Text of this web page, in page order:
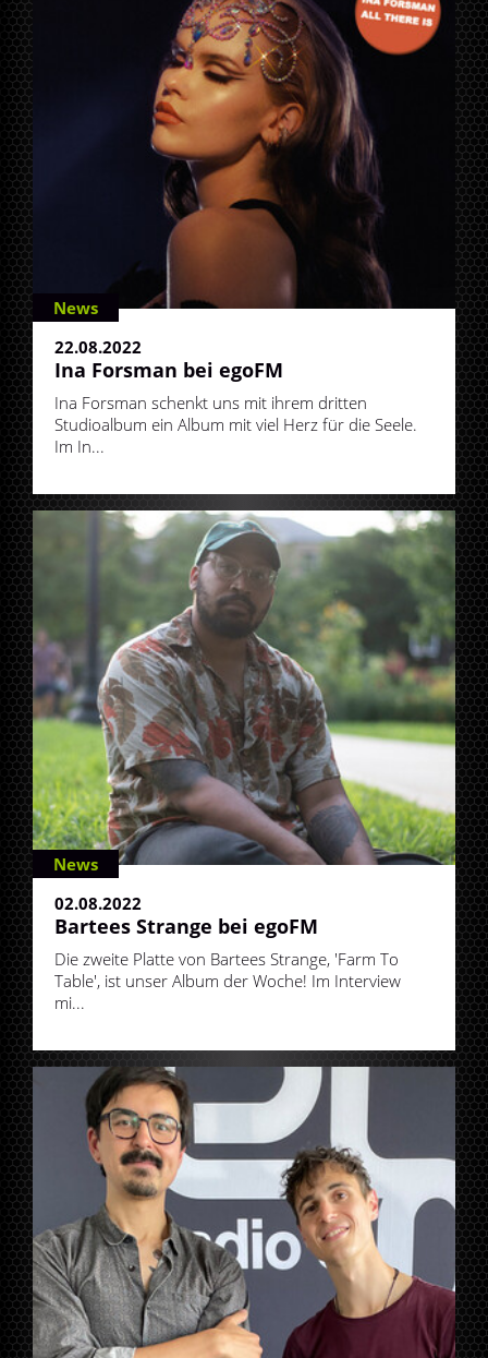
News
22.08.2022
Ina Forsman bei egoFM
Ina Forsman schenkt uns mit ihrem dritten
Studioalbum ein Album mit viel Herz für die Seele.
Im In...
News
02.08.2022
Bartees Strange bei egoFM
Die zweite Platte von Bartees Strange, 'Farm To
Table', ist unser Album der Woche! Im Interview
mi...